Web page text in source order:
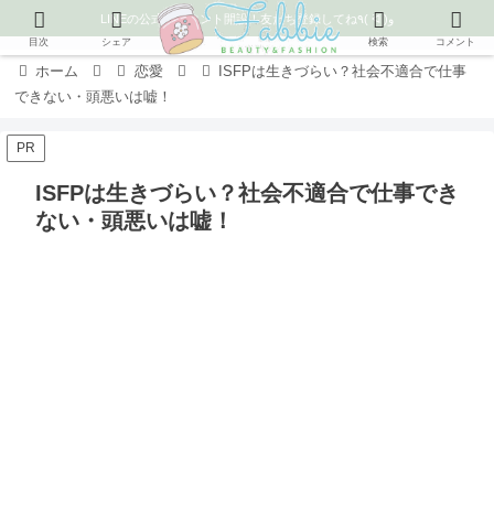
LINEの公式アカウント開設！友だち登録してね٩( ᐛ )و
ホーム 恋愛
ISFPは生きづらい？社会不適合で仕事
できない・頭悪いは嘘！
PR
ISFPは生きづらい？社会不適合で仕事でき
ない・頭悪いは嘘！
目次 シェア 検索 コメント